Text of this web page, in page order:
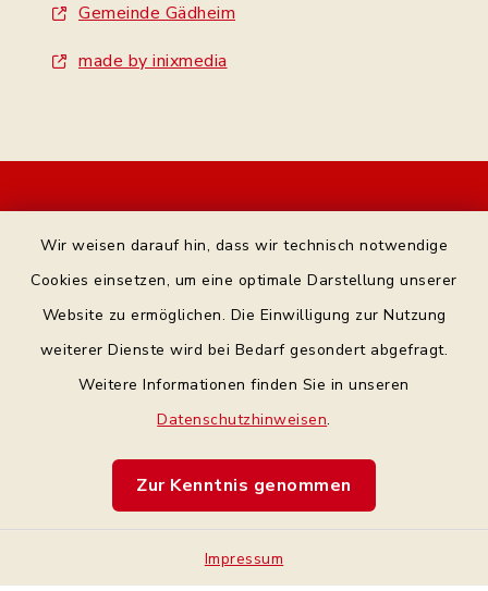
Wir weisen darauf hin, dass wir technisch notwendige
Cookies einsetzen, um eine optimale Darstellung unserer
Website zu ermöglichen. Die Einwilligung zur Nutzung
weiterer Dienste wird bei Bedarf gesondert abgefragt.
Weitere Informationen finden Sie in unseren
Datenschutzhinweisen.
Zur Kenntnis genommen
Impressum
Gemeinde Gädheim
made by inixmedia
Bankverbindung
Barrierefreiheit
Impressum
Sitemap